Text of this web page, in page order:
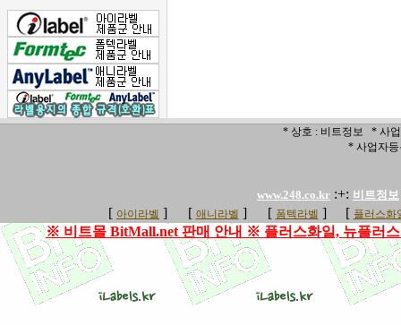
* 상호 : 비트정보 * 사업
* 사업자
www.248.co.kr :+: 비트정보
[ 아이라벨 ] [ 애니라벨 ] [ 폼텍라벨 ] [ 플러스화
※ 비트몰 BitMall.net 판매 안내 ※ 플러스화일, 뉴플러